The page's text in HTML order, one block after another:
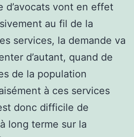
d’avocats vont en effet
au fil de la
services, la demande va
d’autant, quand de
de la population
à ces services
donc difficile de
long terme sur la